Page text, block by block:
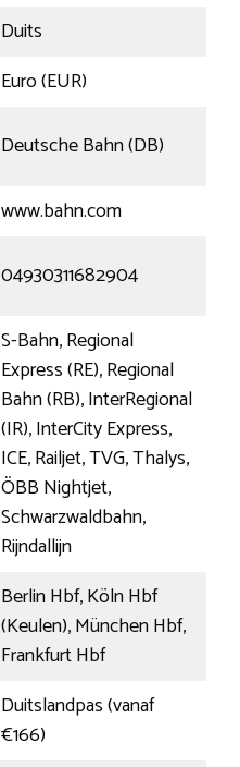
Duits
Euro (EUR)
Deutsche Bahn (DB)
www.bahn.com
04930311682904
S-Bahn, Regional
Express (RE), Regional
Bahn (RB), InterRegional
(IR), InterCity Express,
ICE, Railjet, TVG, Thalys,
ÖBB Nightjet,
Schwarzwaldbahn,
Rijndallijn
Berlin Hbf, Köln Hbf
(Keulen), München Hbf,
Frankfurt Hbf
Duitslandpas (vanaf
€166)